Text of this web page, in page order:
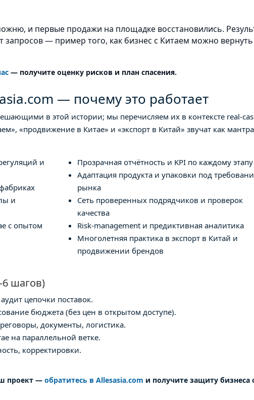
и первые продажи на площадке восстановились.
запросов — пример того, как бизнес с Китаем можно
— получите оценку рисков и план спасения.
— почему это работает
в этой истории; мы перечисляем их в контексте real-
«продвижение в Китае» и «экспорт в Китай» звучат как мантра
и
и
с опытом
Прозрачная отчётность и KPI по каждому этапу
Адаптация продукта и упаковки под
рынка
Сеть проверенных подрядчиков и проверок
качества
Risk-management и предиктивная аналитика
Многолетняя практика в экспорт в Китай и
продвижении брендов
шагов)
цепочки поставок.
бюджета (без цен в открытом доступе).
документы, логистика.
на параллельной ветке.
корректировки.
проект —обратитесь в Allesasia.com и получите защиту бизнеса